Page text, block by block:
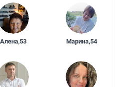
Алена,53 Марина,54